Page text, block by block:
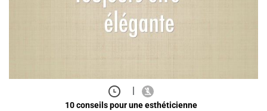
|
10 conseils pour une esthéticienne